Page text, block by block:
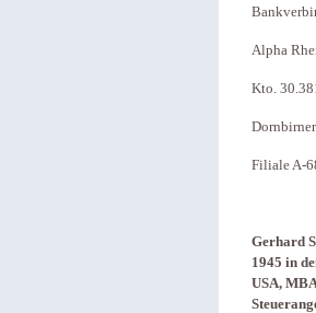
Alpha
Kto.
Filiale A-
Gerhard
1945 in
USA,